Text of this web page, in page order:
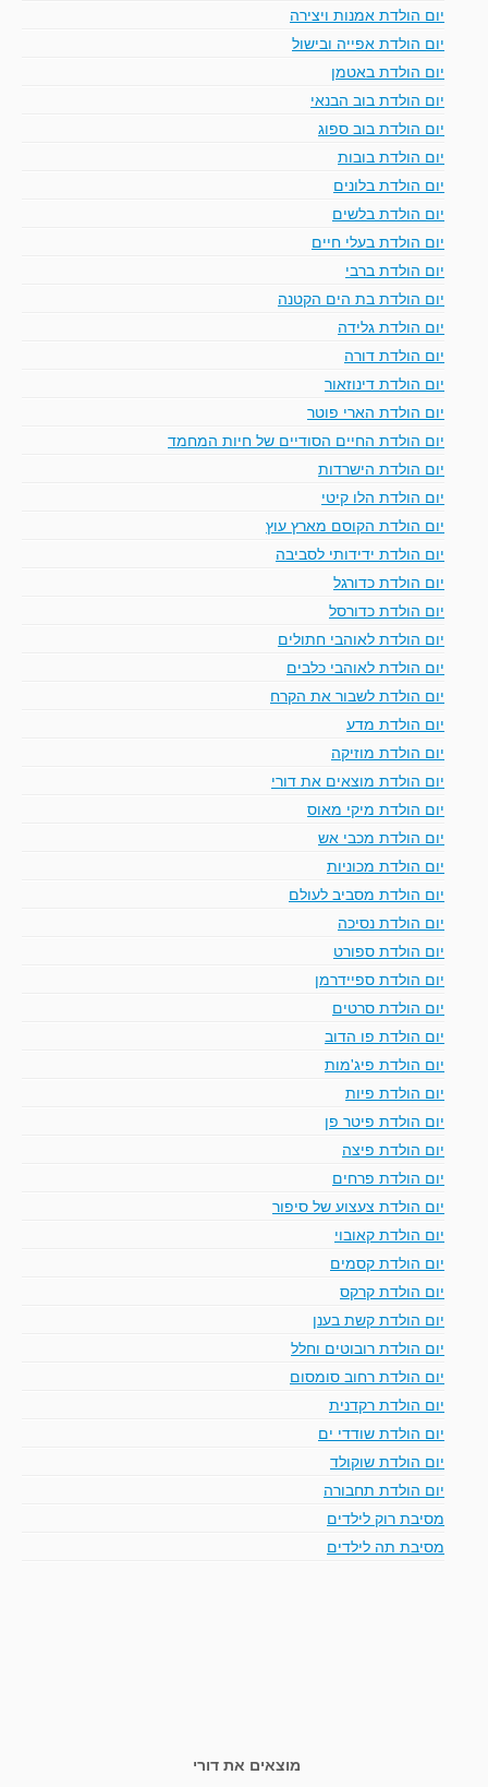
יום הולדת אמנות ויצירה
יום הולדת אפייה ובישול
יום הולדת באטמן
יום הולדת בוב הבנאי
יום הולדת בוב ספוג
יום הולדת בובות
יום הולדת בלונים
יום הולדת בלשים
יום הולדת בעלי חיים
יום הולדת ברבי
יום הולדת בת הים הקטנה
יום הולדת גלידה
יום הולדת דורה
יום הולדת דינוזאור
יום הולדת הארי פוטר
יום הולדת החיים הסודיים של חיות המחמד
יום הולדת הישרדות
יום הולדת הלו קיטי
יום הולדת הקוסם מארץ עוץ
יום הולדת ידידותי לסביבה
יום הולדת כדורגל
יום הולדת כדורסל
יום הולדת לאוהבי חתולים
יום הולדת לאוהבי כלבים
יום הולדת לשבור את הקרח
יום הולדת מדע
יום הולדת מוזיקה
יום הולדת מוצאים את דורי
יום הולדת מיקי מאוס
יום הולדת מכבי אש
יום הולדת מכוניות
יום הולדת מסביב לעולם
יום הולדת נסיכה
יום הולדת ספורט
יום הולדת ספיידרמן
יום הולדת סרטים
יום הולדת פו הדוב
יום הולדת פיג'מות
יום הולדת פיות
יום הולדת פיטר פן
יום הולדת פיצה
יום הולדת פרחים
יום הולדת צעצוע של סיפור
יום הולדת קאובוי
יום הולדת קסמים
יום הולדת קרקס
יום הולדת קשת בענן
יום הולדת רובוטים וחלל
יום הולדת רחוב סומסום
יום הולדת רקדנית
יום הולדת שודדי ים
יום הולדת שוקולד
יום הולדת תחבורה
מסיבת רוק לילדים
מסיבת תה לילדים
מוצאים את דורי